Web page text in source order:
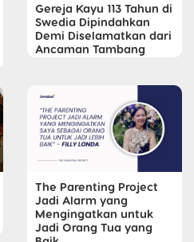
Gereja Kayu 113 Tahun di
Swedia Dipindahkan
Demi Diselamatkan dari
Ancaman Tambang
The Parenting Project
Jadi Alarm yang
Mengingatkan untuk
Jadi Orang Tua yang